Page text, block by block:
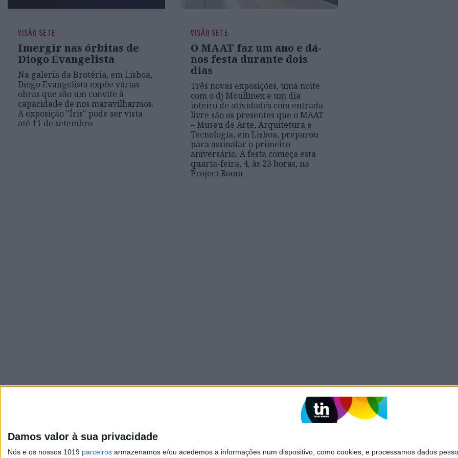
Damos valor à sua privacidade
Nós e os nossos 1019 parceiros armazenamos e/ou acedemos a informações num dispositivo, como cookies, e processamos dados
VISÃO SETE
Imergir nas órbitas de
Diogo Evangelista
Na galeria da Brotéria, em Lisboa,
Diogo Evangelista expõe várias
obras que são um convite à
capacidade de nos maravilharmos.
A exposição "Íris" pode ser vista
até 11 de setembro
VISÃO SETE
O MAAT faz um ano e dá-
nos festa durante dois
dias
Três novas exposições, uma noite
com o dj Moullinex e um dia
inteiro de atividades com entrada
livre são os presentes que o MAAT
– Museu de Arte, Arquitetura e
Tecnologia, em Lisboa, preparou
para assinalar o primeiro
aniversário. A festa começa esta
quarta-feira, 4, às 23 horas, na
Project Room